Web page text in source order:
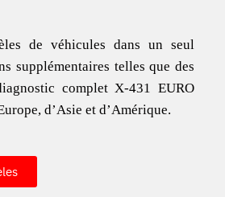
de véhicules dans un seul
supplémentaires telles que des
complet X-431 EURO
d’Asie et d’Amérique.